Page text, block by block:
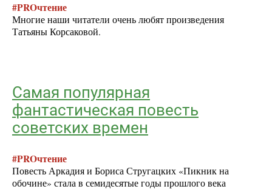
#PROчтение
Многие наши читатели очень любят произведения
Татьяны Корсаковой.
Самая популярная
фантастическая повесть
советских времен
#PROчтение
Повесть Аркадия и Бориса Стругацких «Пикник на
обочине» стала в семидесятые годы прошлого века